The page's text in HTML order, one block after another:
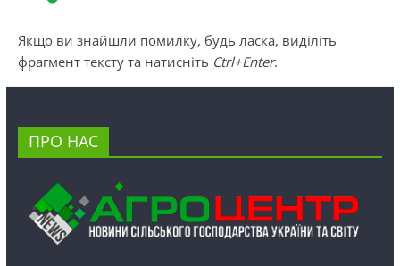
Якщо ви знайшли помилку, будь ласка, виділіть
фрагмент тексту та натисніть Ctrl+Enter.
ПРО НАС